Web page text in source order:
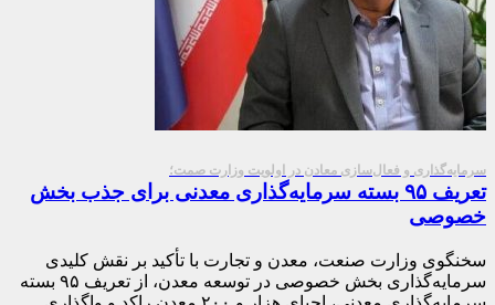
سرمایه‌گذاری و فعال‌سازی معادن در اولویت وزارت صمت؛
تعریف ۹۵ بسته سرمایه‌گذاری معدنی برای جذب بخش
خصوصی
سخنگوی وزارت صنعت، معدن و تجارت با تأکید بر نقش کلیدی
سرمایه‌گذاری بخش خصوصی در توسعه معدن، از تعریف ۹۵ بسته